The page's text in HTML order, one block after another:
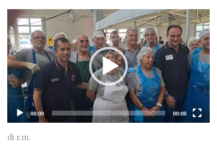
Lettore
Video
00:00 00:00
di r.m.